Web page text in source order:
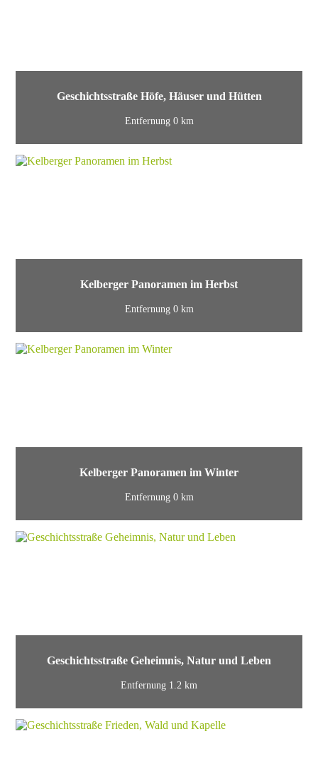
Geschichtsstraße Höfe, Häuser und Hütten
Entfernung 0 km
Kelberger Panoramen im Herbst
Entfernung 0 km
Kelberger Panoramen im Winter
Entfernung 0 km
Geschichtsstraße Geheimnis, Natur und Leben
Entfernung 1.2 km